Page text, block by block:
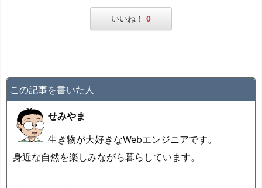
いいね！ 0
この記事を書いた人
せみやま
生き物が大好きなWebエンジニアです。
身近な自然を楽しみながら暮らしています。